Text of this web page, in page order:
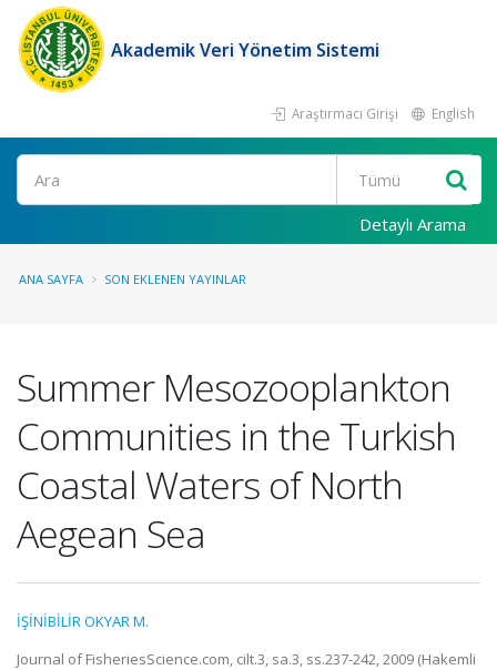
Akademik Veri Yönetim Sistemi
Araştırmacı Girişi English
Ara
Detaylı Arama
ANA SAYFA SON EKLENEN YAYINLAR
Summer Mesozooplankton
Communities in the Turkish
Coastal Waters of North
Aegean Sea
İŞİNİBİLİR OKYAR M.
Journal of FisheriesScience.com, cilt.3, sa.3, ss.237-242, 2009 (Hakemli